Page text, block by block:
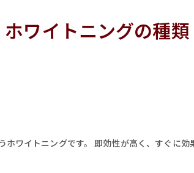
ホワイトニングの種類
ワイトニングです。 即効性が高く、すぐに効